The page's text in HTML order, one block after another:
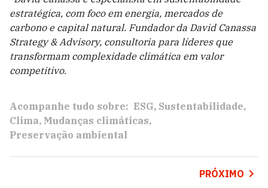
estratégica, com foco em energia, mercados de
carbono e capital natural. Fundador da David Canassa
Strategy & Advisory, consultoria para líderes que
transformam complexidade climática em valor
competitivo.
Acompanhe tudo sobre: ESG Sustentabilidade
Clima Mudanças climáticas
Preservação ambiental
PRÓXIMO